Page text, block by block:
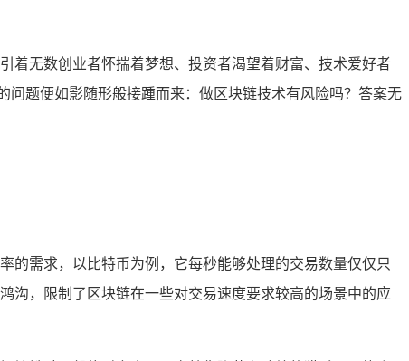
着无数创业者怀揣着梦想、投资者渴望着财富、技术爱好者
题便如影随形般接踵而来：做区块链技术有风险吗？答案无
的需求，以比特币为例，它每秒能够处理的交易数量仅仅只
沟，限制了区块链在一些对交易速度要求较高的场景中的应